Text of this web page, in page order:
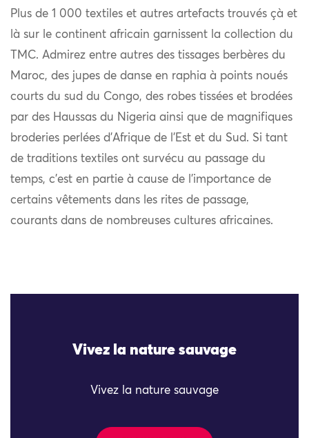
Plus de 1 000 textiles et autres artefacts trouvés çà et
là sur le continent africain garnissent la collection du
TMC. Admirez entre autres des tissages berbères du
Maroc, des jupes de danse en raphia à points noués
courts du sud du Congo, des robes tissées et brodées
par des Haussas du Nigeria ainsi que de magnifiques
broderies perlées d’Afrique de l’Est et du Sud. Si tant
de traditions textiles ont survécu au passage du
temps, c’est en partie à cause de l’importance de
certains vêtements dans les rites de passage,
courants dans de nombreuses cultures africaines.
Vivez la nature sauvage
Vivez la nature sauvage